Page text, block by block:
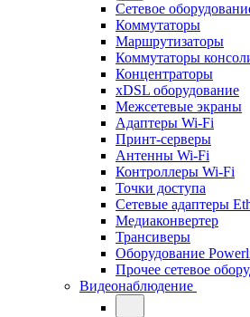
Сетевое
Коммутаторы
Маршрутизаторы
Коммутаторы
Концентраторы
xDSL оборудование
Межсетевые экраны
Адаптеры Wi-Fi
Принт-серверы
Антенны Wi-Fi
Контроллеры Wi-Fi
Точки доступа
Сетевые адаптеры
Медиаконвертер
Трансиверы
Оборудование
Прочее сетевое
Видеонаблюдение